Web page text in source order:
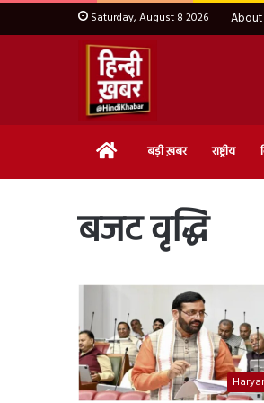
Saturday, August 8 2026 About
Home बड़ी ख़बर राष्ट्रीय
बजट वृद्धि